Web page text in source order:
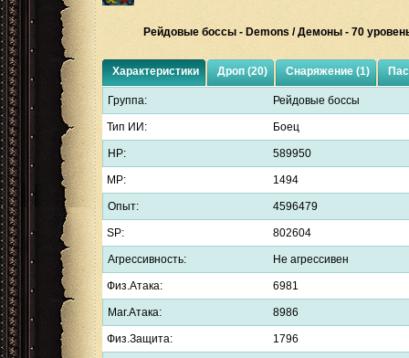
Рейдовые боссы - Demons / Демоны - 70
Характеристики Дроп (20) Снаряжение (1)
Группа: Рейдовые боссы
Тип ИИ: Боец
HP: 589950
MP: 1494
Опыт: 4596479
SP: 802604
Агрессивность: Не агрессивен
Физ.Атака: 6981
Маг.Атака: 8986
Физ.Защита: 1796